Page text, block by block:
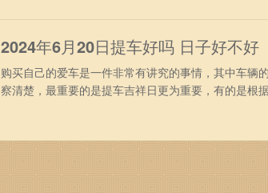
2024年6月20日提车好吗 日子好不好
购买自己的爱车是一件非常有讲究的事情，其中车辆
察清楚，最重要的是提车吉祥日更为重要，有的是根
宜趋：母仓天赦天符凶神宜忌：天火